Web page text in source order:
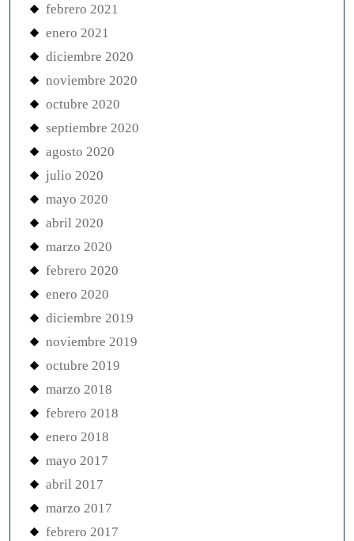
febrero 2021
enero 2021
diciembre 2020
noviembre 2020
octubre 2020
septiembre 2020
agosto 2020
julio 2020
mayo 2020
abril 2020
marzo 2020
febrero 2020
enero 2020
diciembre 2019
noviembre 2019
octubre 2019
marzo 2018
febrero 2018
enero 2018
mayo 2017
abril 2017
marzo 2017
febrero 2017